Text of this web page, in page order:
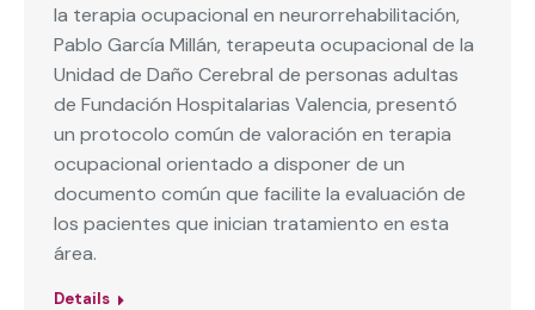
la terapia ocupacional en neurorrehabilitación,
Pablo García Millán, terapeuta ocupacional de la
Unidad de Daño Cerebral de personas adultas
de Fundación Hospitalarias Valencia, presentó
un protocolo común de valoración en terapia
ocupacional orientado a disponer de un
documento común que facilite la evaluación de
los pacientes que inician tratamiento en esta
área.
Details